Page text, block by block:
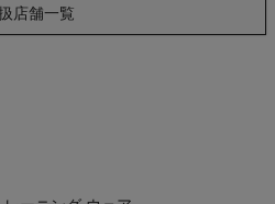
店舗一覧